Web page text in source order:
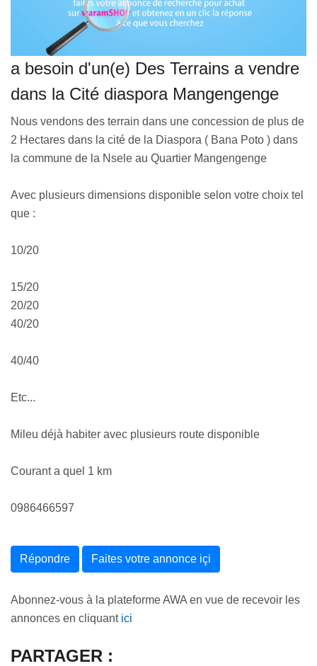
a besoin d'un(e) Des Terrains a vendre
dans la Cité diaspora Mangengenge
Nous vendons des terrain dans une concession de plus de
2 Hectares dans la cité de la Diaspora ( Bana Poto ) dans
la commune de la Nsele au Quartier Mangengenge
Avec plusieurs dimensions disponible selon votre choix tel
que :
10/20
15/20
20/20
40/20
40/40
Etc...
Mileu déjà habiter avec plusieurs route disponible
Courant a quel 1 km
0986466597
Répondre Faites votre annonce içi
Abonnez-vous à la plateforme AWA en vue de recevoir les
annonces en cliquant ici
PARTAGER :